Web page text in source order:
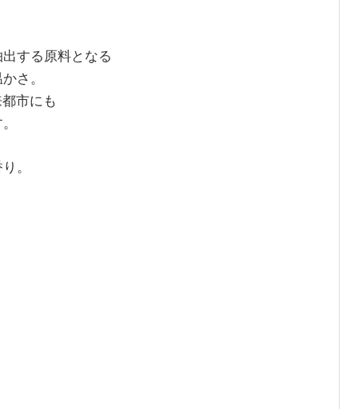
する原料となる
さ。
市にも
。